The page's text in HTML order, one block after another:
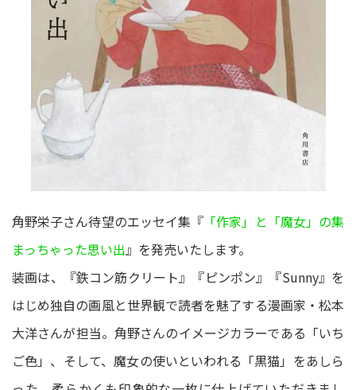
角野栄子さん待望のエッセイ集『 「作家」と「魔女」の集
まっちゃった思い出』を発売いたします。
装画は、『鉄コン筋クリート』『ピンポン』『Sunny』を
はじめ独自の画風と世界観で読者を魅了する漫画家・松本
大洋さんが担当。角野さんのイメージカラーである「いち
ご色」、そして、魔女の使いといわれる「黒猫」をあしら